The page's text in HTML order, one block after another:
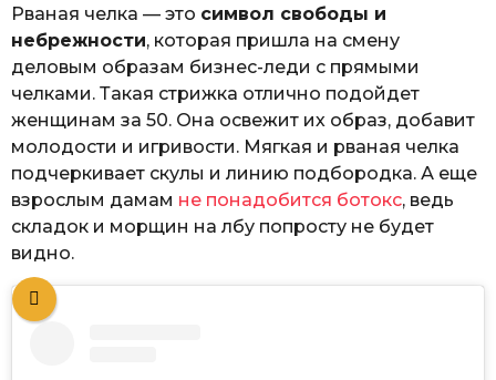
Рваная челка — это символ свободы и
небрежности, которая пришла на смену
деловым образам бизнес-леди с прямыми
челками. Такая стрижка отлично подойдет
женщинам за 50. Она освежит их образ, добавит
молодости и игривости. Мягкая и рваная челка
подчеркивает скулы и линию подбородка. А еще
взрослым дамам не понадобится ботокс, ведь
складок и морщин на лбу попросту не будет
видно.